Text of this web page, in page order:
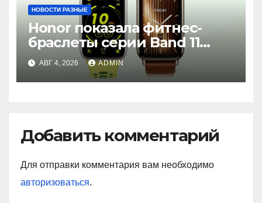
НОВОСТИ РАЗНЫЕ
Honor показала фитнес-
браслеты серии Band 11
с GPS и автономностью до
26 дней
АВГ 4, 2026 ADMIN
Добавить комментарий
Для отправки комментария вам необходимо
авторизоваться.